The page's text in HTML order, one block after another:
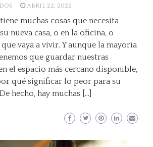
ABRIL 22, 2022
muchas cosas que necesita
nueva casa, o en la oficina, o
vaya a vivir. Y aunque la mayoría
que guardar nuestras
el espacio más cercano disponible,
qué significar lo peor para su
hecho, hay muchas […]